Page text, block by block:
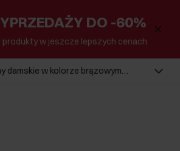
DO -60%
produkty w jeszcze lepszych cenach
damskie w kolorze brązowym